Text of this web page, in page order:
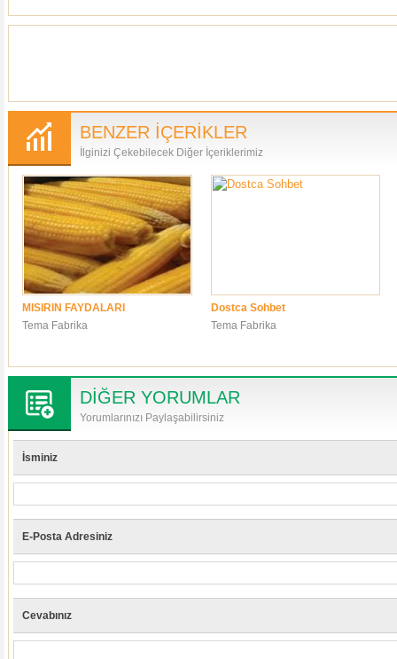
BENZER İÇERİKLER
İlginizi Çekebilecek Diğer İçeriklerimiz
MISIRIN FAYDALARI
Tema Fabrika
Dostca Sohbet
Tema Fabrika
DİĞER YORUMLAR
Yorumlarınızı Paylaşabilirsiniz
İsminiz
E-Posta Adresiniz
Cevabınız